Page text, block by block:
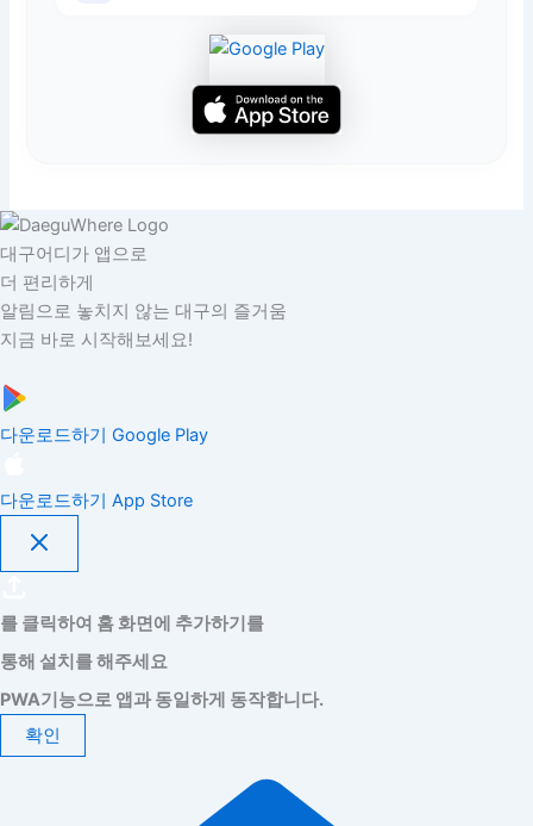
대구어디가 앱으로
더 편리하게
알림으로 놓치지 않는 대구의 즐거움
지금 바로 시작해보세요!
다운로드하기 Google Play
다운로드하기 App Store
를 클릭하여 홈 화면에 추가하기를
통해 설치를 해주세요
PWA기능으로 앱과 동일하게 동작합니다.
확인